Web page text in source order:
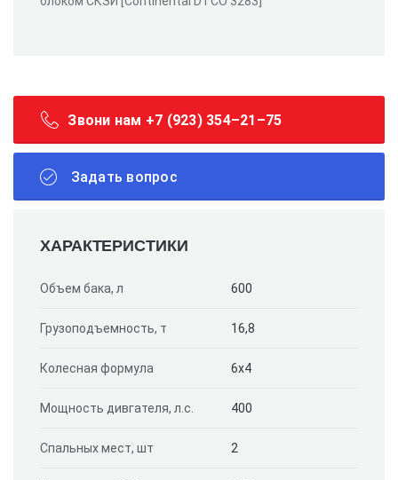
Звони нам +7 (923) 354–21–75
Задать вопрос
ХАРАКТЕРИСТИКИ
Объем бака, л 600
Грузоподъемность, т 16,8
Колесная формула 6х4
Мощность дивгателя, л.с. 400
Спальных мест, шт 2